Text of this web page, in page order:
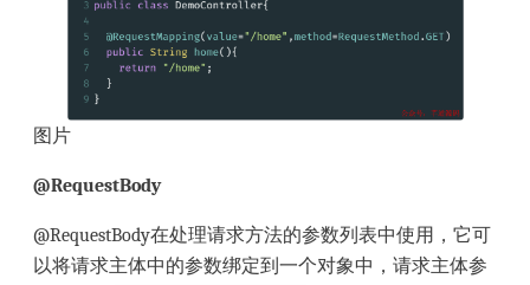
图片
@RequestBody
@RequestBody在处理请求方法的参数列表中使用，它可
以将请求主体中的参数绑定到一个对象中，请求主体参